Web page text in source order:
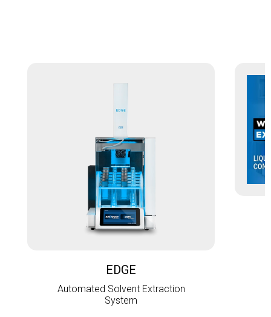
EDGE
Automated Solvent Extraction
System